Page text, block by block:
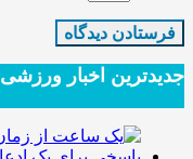
جدیدترین‌ اخبار ورزشی